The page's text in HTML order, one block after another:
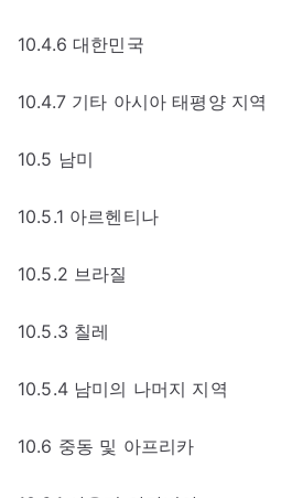
10.4.6 대한민국
10.4.7 기타 아시아 태평양 지역
10.5 남미
10.5.1 아르헨티나
10.5.2 브라질
10.5.3 칠레
10.5.4 남미의 나머지 지역
10.6 중동 및 아프리카